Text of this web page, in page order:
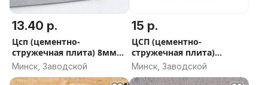
13.40 р.
Цсп (цементно-
стружечная плита) 8мм
малоформатная
Минск, Заводской
15 р.
ЦСП (цементно-
стружечная плита)
малоформатная
Минск, Заводской